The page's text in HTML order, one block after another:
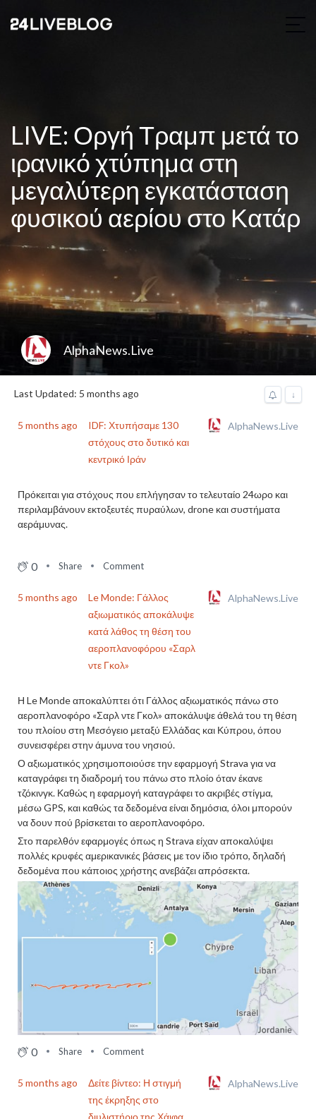
LIVE: Οργή Τραμπ μετά το
ιρανικό χτύπημα στη
μεγαλύτερη εγκατάσταση
φυσικού αερίου στο Κατάρ
AlphaNews.Live
Last Updated: 5 months ago ↓
5 months ago
IDF: Χτυπήσαμε 130
στόχους στο δυτικό και
κεντρικό Ιράν
AlphaNews.Live
Πρόκειται για στόχους που επλήγησαν το τελευταίο 24ωρο και
περιλαμβάνουν εκτοξευτές πυραύλων, drone και συστήματα
αεράμυνας.
0 Share Comment
5 months ago
Le Monde: Γάλλος
αξιωματικός αποκάλυψε
κατά λάθος τη θέση του
αεροπλανοφόρου «Σαρλ
ντε Γκολ»
AlphaNews.Live
Η Le Monde αποκαλύπτει ότι Γάλλος αξιωματικός πάνω στο
αεροπλανοφόρο «Σαρλ ντε Γκολ» αποκάλυψε άθελά του τη θέση
του πλοίου στη Μεσόγειο μεταξύ Ελλάδας και Κύπρου, όπου
συνεισφέρει στην άμυνα του νησιού.
Ο αξιωματικός χρησιμοποιούσε την εφαρμογή Strava για να
καταγράφει τη διαδρομή του πάνω στο πλοίο όταν έκανε
τζόκινγκ. Καθώς η εφαρμογή καταγράφει το ακριβές στίγμα,
μέσω GPS, και καθώς τα δεδομένα είναι δημόσια, όλοι μπορούν
να δουν πού βρίσκεται το αεροπλανοφόρο.
Στο παρελθόν εφαρμογές όπως η Strava είχαν αποκαλύψει
πολλές κρυφές αμερικανικές βάσεις με τον ίδιο τρόπο, δηλαδή
δεδομένα που κάποιος χρήστης ανεβάζει απρόσεκτα.
0 Share Comment
5 months ago
Δείτε βίντεο: Η στιγμή
της έκρηξης στο
διυλιστήριο της Χάιφα
AlphaNews.Live